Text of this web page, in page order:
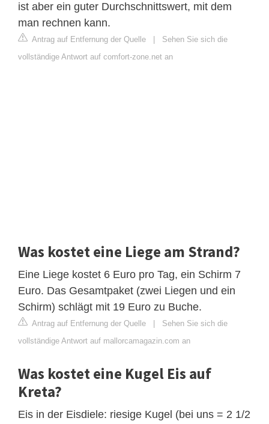
ist aber ein guter Durchschnittswert, mit dem
man rechnen kann.
Antrag auf Entfernung der Quelle
Sehen Sie sich die
vollständige Antwort auf comfort-zone.net an
Was kostet eine Liege am Strand?
Eine Liege kostet 6 Euro pro Tag, ein Schirm 7
Euro. Das Gesamtpaket (zwei Liegen und ein
Schirm) schlägt mit 19 Euro zu Buche.
Antrag auf Entfernung der Quelle
Sehen Sie sich die
vollständige Antwort auf mallorcamagazin.com an
Was kostet eine Kugel Eis auf
Kreta?
Eis in der Eisdiele: riesige Kugel (bei uns = 2 1/2